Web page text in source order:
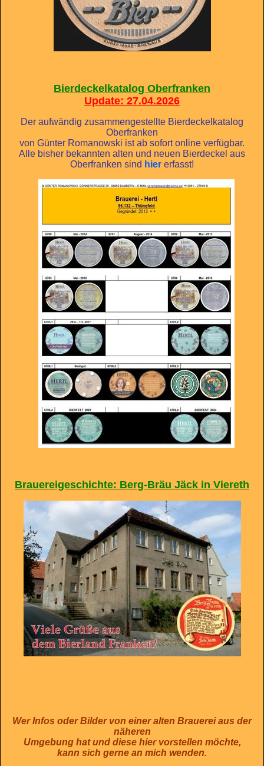
Bierdeckelkatalog Oberfranken
Update: 27.04.2026
Der aufwändig zusammengestellte Bierdeckelkatalog
Oberfranken
von Günter Romanowski ist ab sofort online verfügbar.
Alle bisher bekannten alten und neuen Bierdeckel aus
Oberfranken sind hier erfasst!
Brauereigeschichte: Berg-Bräu Jäck in Viereth
Wer Infos oder Bilder von einer alten Brauerei aus der
näheren
Umgebung hat und diese hier vorstellen möchte,
kann sich gerne an mich wenden.